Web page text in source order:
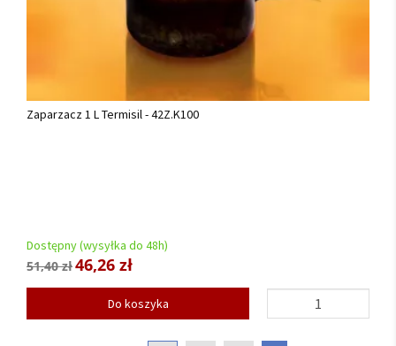
Zaparzacz 1 L Termisil - 42Z.K100
Dostępny (wysyłka do 48h)
51,40 zł46,26 zł
Do koszyka